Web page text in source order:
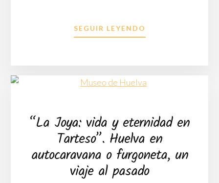
SEGUIR LEYENDO
DE
SU
“La Joya: vida y eternidad en
Tarteso”. Huelva en
autocaravana o furgoneta, un
viaje al pasado